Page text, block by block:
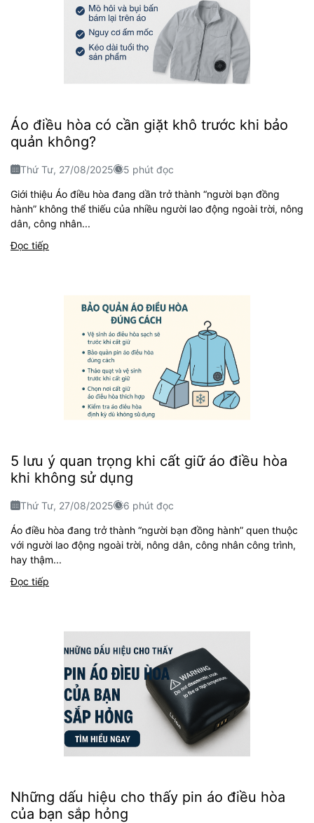
Áo điều hòa có cần giặt khô trước khi bảo
quản không?
Thứ Tư, 27/08/2025 5 phút đọc
Giới thiệu Áo điều hòa đang dần trở thành “người bạn đồng
hành” không thể thiếu của nhiều người lao động ngoài trời, nông
dân, công nhân...
Đọc tiếp
5 lưu ý quan trọng khi cất giữ áo điều hòa
khi không sử dụng
Thứ Tư, 27/08/2025 6 phút đọc
Áo điều hòa đang trở thành “người bạn đồng hành” quen thuộc
với người lao động ngoài trời, nông dân, công nhân công trình,
hay thậm...
Đọc tiếp
Những dấu hiệu cho thấy pin áo điều hòa
của bạn sắp hỏng